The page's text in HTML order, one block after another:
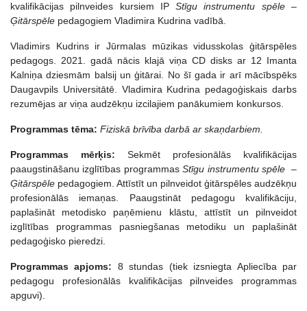
kvalifikācijas pilnveides kursiem IPStīgu instrumentu spēle–
Ģitārspēle pedagogiem Vladimira Kudrina vadībā.
Vladimirs Kudrins ir Jūrmalas mūzikas vidusskolas ģitārspēles
pedagogs. 2021. gadā nācis klajā viņa CD disks ar 12 Imanta
Kalniņa dziesmām balsij un ģitārai. No šī gada ir arī mācībspēks
Daugavpils Universitātē. Vladimira Kudrina pedagoģiskais darbs
rezumējas ar viņa audzēkņu izcilajiem panākumiem konkursos.
Programmas tēma: Fiziskā brīvība darbā ar skaņdarbiem.
Programmas mērķis: Sekmēt profesionālās kvalifikācijas
paaugstināšanu izglītības programmasStīgu instrumentu spēle –
Ģitārspēle pedagogiem. Attīstīt un pilnveidot ģitārspēles audzēkņu
profesionālās iemaņas. Paaugstināt pedagogu kvalifikāciju,
paplašināt metodisko paņēmienu klāstu, attīstīt un pilnveidot
izglītības programmas pasniegšanas metodiku un paplašināt
pedagoģisko pieredzi.
Programmas apjoms: 8 stundas (tiek izsniegta Apliecība par
pedagogu profesionālās kvalifikācijas pilnveides programmas
apguvi).